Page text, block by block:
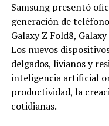
Samsung presentó
generación de
Galaxy Z Fold8,
Los nuevos
delgados, livianos y
inteligencia artificial
productividad, la
cotidianas.